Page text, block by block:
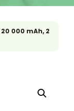
000 mAh, 2